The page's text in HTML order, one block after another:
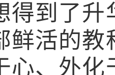
得到了
鲜活的
心、外